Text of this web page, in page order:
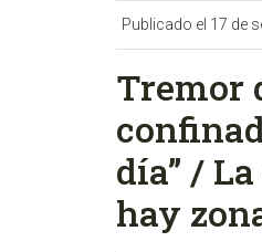
Publicado el 17 de
Tremor
día” /
hay